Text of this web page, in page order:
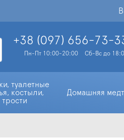
+38 (097) 656-73-
Пн-Пт 10:00-20:00 Сб-Вс до
туалетные
костыли,
трости
Домашняя